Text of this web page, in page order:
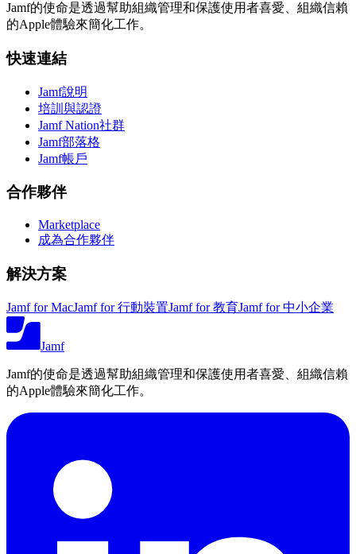
Jamf的使命是透過幫助組織管理和保護使用者喜愛、組織信賴
的Apple體驗來簡化工作。
快速連結
Jamf說明
培訓與認證
Jamf Nation社群
Jamf部落格
Jamf帳戶
合作夥伴
Marketplace
成為合作夥伴
解決方案
Jamf for MacJamf for 行動裝置Jamf for 教育Jamf for 中小企業
Jamf
Jamf的使命是透過幫助組織管理和保護使用者喜愛、組織信賴
的Apple體驗來簡化工作。